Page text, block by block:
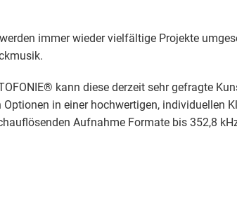
immer wieder vielfältige Projekte
kann diese derzeit sehr gefragte
in einer hochwertigen, individuellen
Aufnahme Formate bis 352,8